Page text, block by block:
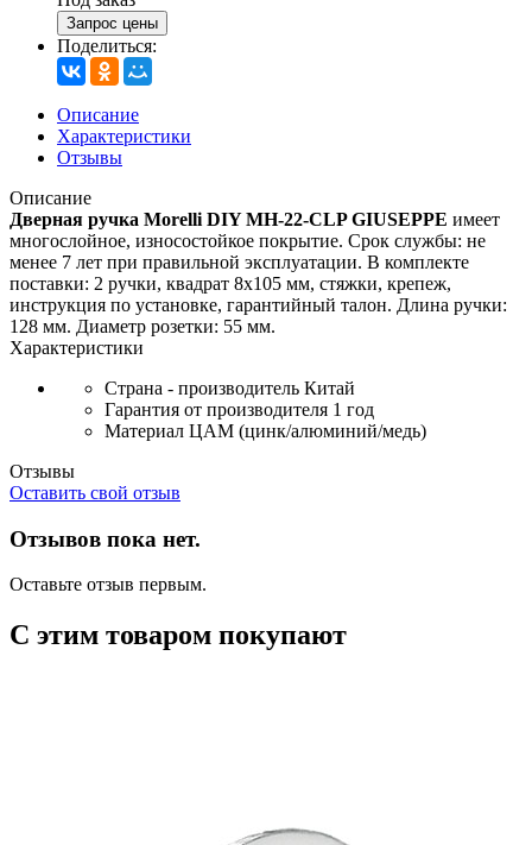
Запрос цены
Поделиться:
Описание
Характеристики
Отзывы
Описание
Дверная ручка Morelli DIY MH-22-CLP GIUSEPPE имеет
многослойное, износостойкое покрытие. Срок службы: не
менее 7 лет при правильной эксплуатации. В комплекте
поставки: 2 ручки, квадрат 8х105 мм, стяжки, крепеж,
инструкция по установке, гарантийный талон. Длина ручки:
128 мм. Диаметр розетки: 55 мм.
Характеристики
Страна - производитель Китай
Гарантия от производителя 1 год
Материал ЦАМ (цинк/алюминий/медь)
Отзывы
Оставить свой отзыв
Отзывов пока нет.
Оставьте отзыв первым.
С этим товаром покупают